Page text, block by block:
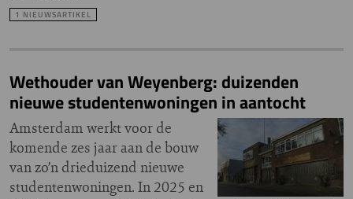
1 NIEUWSARTIKEL
Wethouder van Weyenberg: duizenden
nieuwe studentenwoningen in aantocht
Amsterdam werkt voor de
komende zes jaar aan de bouw
van zo’n drieduizend nieuwe
studentenwoningen. In 2025 en